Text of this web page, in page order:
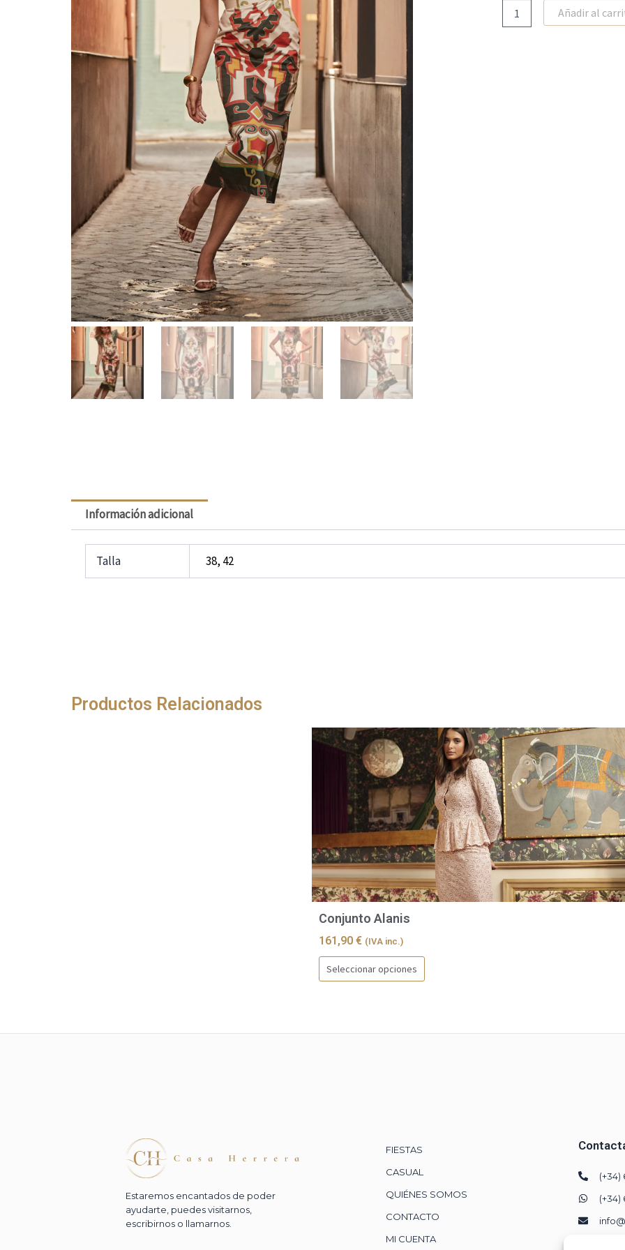
Añadir al
Información adicional
Talla 38, 42
Productos Relacionados
Conjunto Alanis
161,90 € (IVA inc.)
Seleccionar opciones
E
s
t
i
e
Estaremos encantados de poder
ayudarte, puedes visitarnos,
escribirnos o llamarnos.
FIESTAS
CASUAL
QUIÉNES SOMOS
CONTACTO
MI CUENTA
(+34)
(+34)